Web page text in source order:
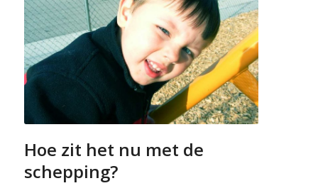
Hoe zit het nu met de
schepping?